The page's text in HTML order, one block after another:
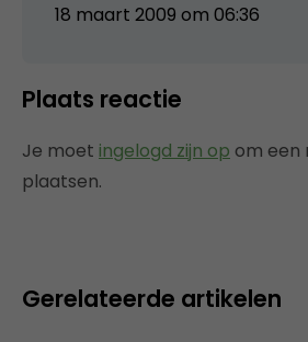
18 maart 2009 om 06:36
Plaats reactie
Je moet ingelogd zijn op om een
plaatsen.
Gerelateerde artikelen